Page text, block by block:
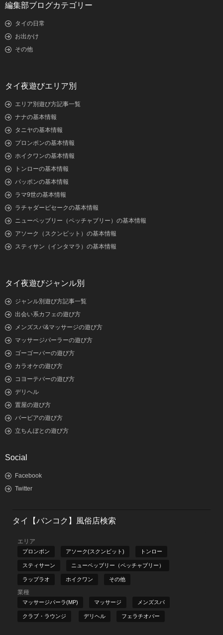
編集部ブログカテゴリー
タイの日常
お出かけ
その他
タイ夜遊びエリア別
エリア別遊び方記事一覧
ナナの基本情報
タニヤの基本情報
プロンポンの基本情報
ホイクワンの基本情報
トンローの基本情報
パッポンの基本情報
ラマ9世の基本情報
ラチャダーピセークの基本情報
ニューペッブリー（ペッチャブリー）の基本情報
アソーク（スクンビット）の基本情報
スティサン（インタマラ）の基本情報
タイ夜遊びジャンル別
ジャンル別遊び方記事一覧
出会い系カフェの遊び方
メンズスパ&マッサージの遊び方
マッサージパーラーの遊び方
ゴーゴーバーの遊び方
カラオケの遊び方
コヨーテバーの遊び方
デリヘル
置屋の遊び方
バービアの遊び方
立ちんぼとの遊び方
Social
Facebook
Twitter
タイ【バンコク】風俗店検索
エリア
プロンポン アソーク(スクンビット) トンロー
スティサーン ニューペッブリー（ペッチャブリー）
ラップラオ ホイクワン その他
業種
マッサージパーラ(MP) マッサージ メンズスパ
クラブ・ラウンジ デリヘル フェラチオバー